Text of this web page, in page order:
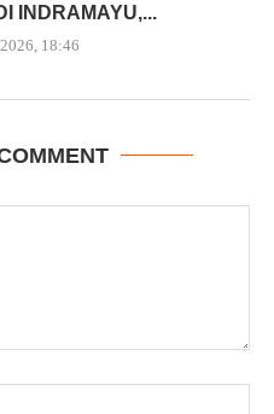
INDRAMAYU,...
18:46